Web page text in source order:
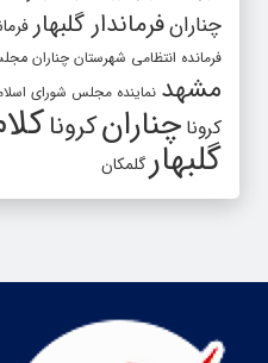
چنارانفرماندار گلبهار
فرمانده انتظامی شهرستان چناران
مشهد نماینده مجلس شورای
کرونا چنارانکرونا
گلبهارگلمکان